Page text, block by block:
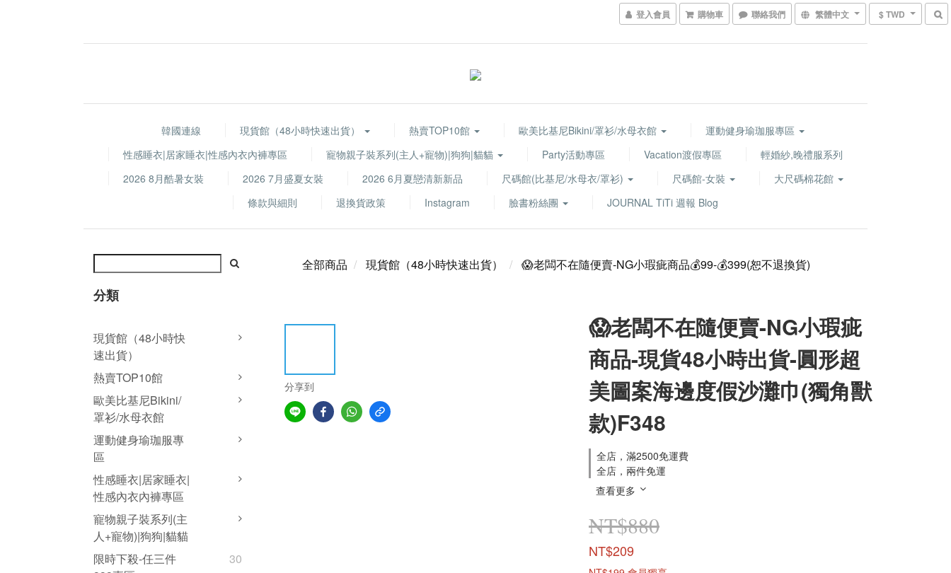
登入會員 購物車 聯絡我們 繁體中文 $ TWD
韓國連線 現貨館（48小時快速出貨） 熱賣TOP10館 歐美比基尼Bikini/罩衫/水母衣館
運動健身瑜珈服專區
性感睡衣|居家睡衣|性感內衣內褲專區
寵物親子裝系列(主人+寵物)|狗狗|貓貓 Party活動專區 Vacation渡假專區
輕婚紗,晚禮服系列
2026 8月酷暑女裝
2026 7月盛夏女裝 2026 6月夏戀清新新品 尺碼館(比基尼/水母衣/罩衫) 尺碼館-女裝
大尺碼棉花館
條款與細則
退換貨政策 Instagram 臉書粉絲團 JOURNAL TiTi 週報 Blog
分類
現貨館（48小時快
速出貨）
熱賣TOP10館
歐美比基尼Bikini/
罩衫/水母衣館
運動健身瑜珈服專
區
性感睡衣|居家睡衣|
性感內衣內褲專區
寵物親子裝系列(主
人+寵物)|狗狗|貓貓
限時下殺-任三件
30
全部商品 現貨館（48小時快速出貨） 😱老闆不在隨便賣-NG小瑕疵商品💰99-💰399(恕不退換貨)
分享到
😱老闆不在隨便賣-NG小瑕疵
商品-現貨48小時出貨-圓形超
美圖案海邊度假沙灘巾(獨角獸
款)F348
全店，滿2500免運費
全店，兩件免運
查看更多
NT$880
NT$209